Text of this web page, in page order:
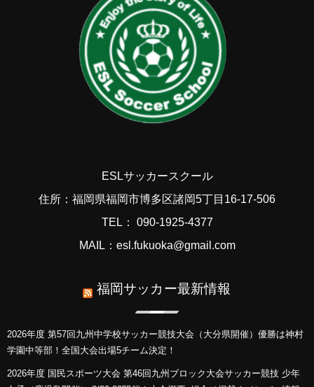
ESLサッカースクール
住所：福岡県福岡市博多区諸岡5丁目16-17-506
TEL： 090-1925-4377
MAIL：esl.fukuoka@gmail.com
福岡サッカー最新情報
2026年度 第57回九州中学校サッカー競技大会（大分県開催）優勝は神村
学園中等部！全国大会出場5チーム決定！
2026年度 国民スポーツ大会 第46回九州ブロック大会サッカー競技 少年